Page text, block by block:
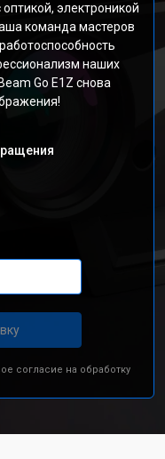
электроникой
команда мастеров
наших
Go E1Z снова
согласие на обработку